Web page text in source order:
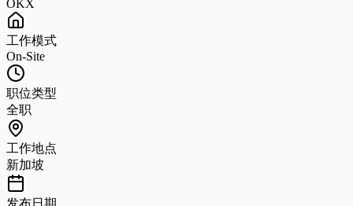
OKX
工作模式
On-Site
职位类型
全职
工作地点
新加坡